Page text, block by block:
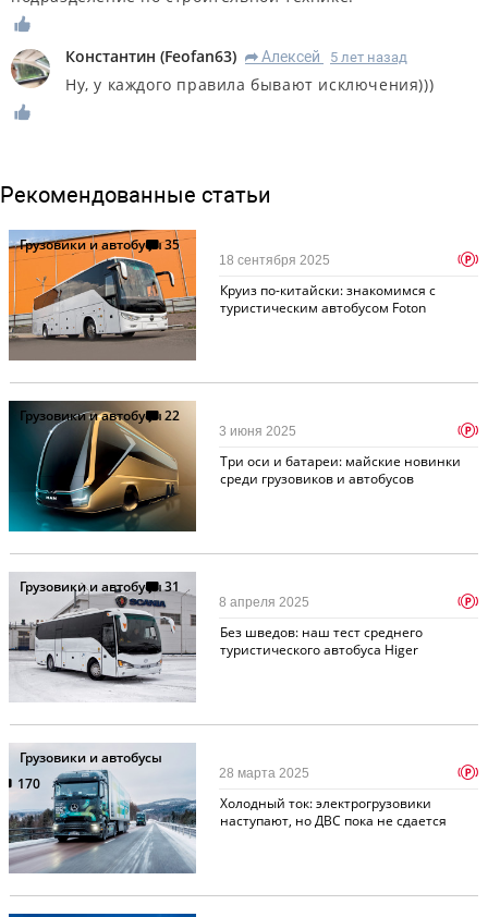
Константин (Feofan63) R Алексей 5 лет назад
Ну, у каждого правила бывают исключения)))
Рекомендованные статьи
Грузовики и автобусы35
Круиз по-китайски: знакомимся с
туристическим автобусом Foton
18 сентября 2025 p
Грузовики и автобусы22
Три оси и батареи: майские новинки
среди грузовиков и автобусов
3 июня 2025 p
Грузовики и автобусы31
Без шведов: наш тест среднего
туристического автобуса Higer
8 апреля 2025 p
Грузовики и автобусы
170
Холодный ток: электрогрузовики
наступают, но ДВС пока не сдается
28 марта 2025 p